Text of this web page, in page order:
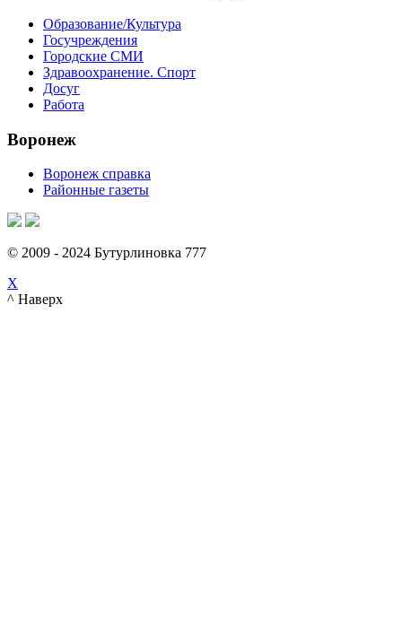
Образование/Культура
Госучреждения
Городские СМИ
Здравоохранение. Спорт
Досуг
Работа
Воронеж
Воронеж справка
Районные газеты
© 2009 - 2024 Бутурлиновка 777
X
^ Наверх